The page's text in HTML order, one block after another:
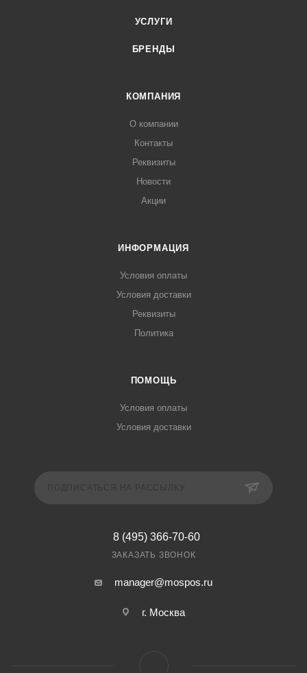
УСЛУГИ
БРЕНДЫ
КОМПАНИЯ
О компании
Контакты
Реквизиты
Новости
Акции
ИНФОРМАЦИЯ
Условия оплаты
Условия доставки
Реквизиты
Политика
ПОМОЩЬ
Условия оплаты
Условия доставки
8 (495) 366-70-60
ЗАКАЗАТЬ ЗВОНОК
manager@mospos.ru
г. Москва